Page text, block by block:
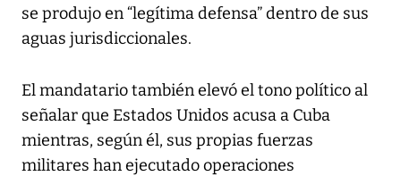
se produjo en “legítima defensa” dentro de sus
aguas jurisdiccionales.
El mandatario también elevó el tono político al
señalar que Estados Unidos acusa a Cuba
mientras, según él, sus propias fuerzas
militares han ejecutado operaciones